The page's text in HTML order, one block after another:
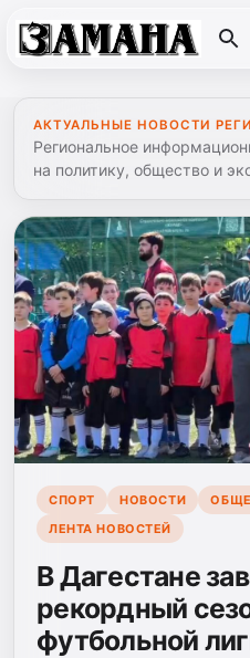
АКТУАЛЬНЫЕ НОВОСТИ
Региональное
на политику, общество и
СПОРТ НОВОСТИ
ЛЕНТА НОВОСТЕЙ
В Дагестане
рекордный
футбольной